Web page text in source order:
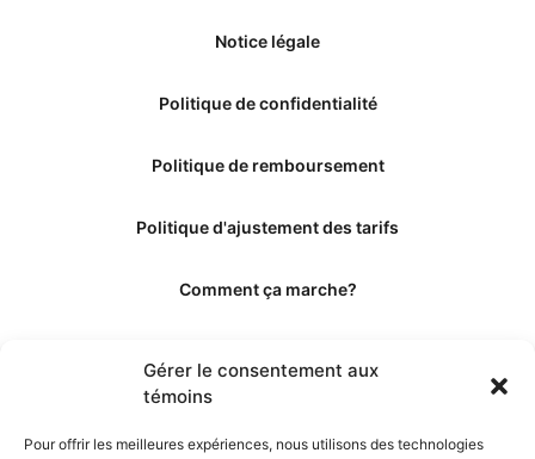
Gérer le consentement aux
témoins
Pour offrir les meilleures expériences, nous utilisons des technologies
Notice légale
Politique de confidentialité
Politique de remboursement
Politique d'ajustement des tarifs
Comment ça marche?